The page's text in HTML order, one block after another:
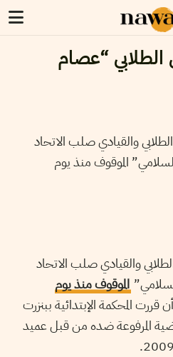
الطلابي “عصام
والقيادي صلب الاتحاد
الموقوف منذ يوم
والقيادي صلب الاتحاد
الموقوف منذ يوم
قررت المحكمة الإبتدائية ببنزرت
المرفوعة ضده من قبل عميد